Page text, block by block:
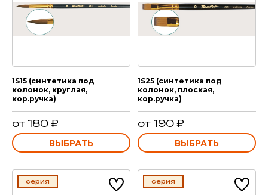
1S15 (синтетика под
колонок, круглая,
кор.ручка)
от 180 ₽
ВЫБРАТЬ
1S25 (синтетика под
колонок, плоская,
кор.ручка)
от 190 ₽
ВЫБРАТЬ
серия серия